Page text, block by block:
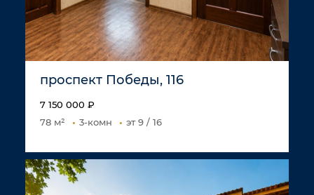
проспект Победы, 116
7 150 000 ₽
78 м²
3-комн эт 9 / 16